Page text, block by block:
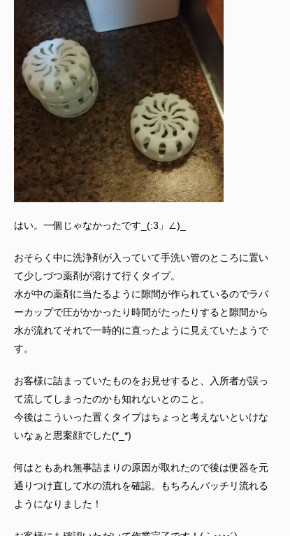
はい。一個じゃなかったです_(:3」∠)_
おそらく中に洗浄剤が入っていて手洗い管のところに置い
て少しづつ薬剤が溶けて行くタイプ。
水が中の薬剤に当たるように隙間が作られているのでラバ
ーカップで圧がかかったり時間がたったりすると隙間から
水が流れてそれで一時的に直ったように見えていたようで
す。
お客様に詰まっていたものをお見せすると、入所者が誤っ
て流してしまったのかも知れないとのこと。
今後はこういった置くタイプはちょっと考えないといけな
いなぁと思案顔でした(*_*)
何はともあれ無事詰まりの原因が取れたので後は便器を元
通りつけ直して水の流れを確認。もちろんバッチリ流れる
ようになりました！